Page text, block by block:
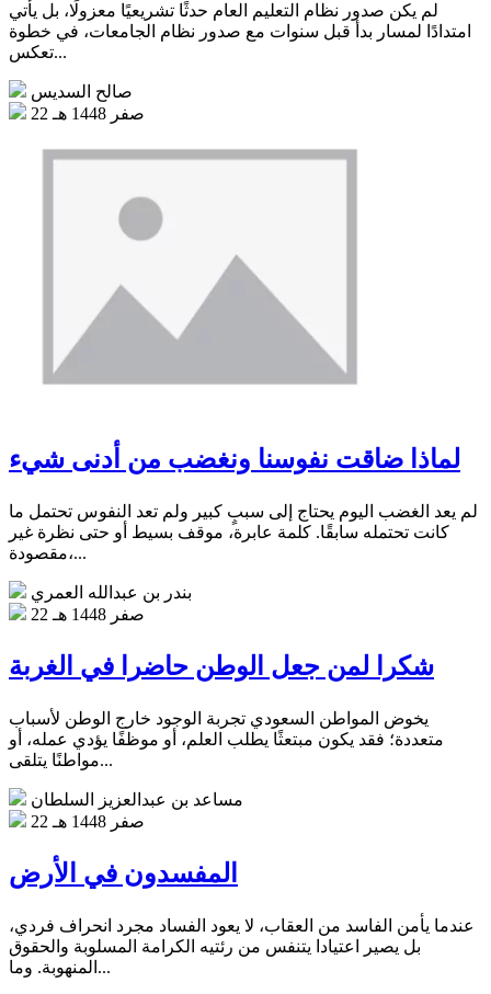
لم يكن صدور نظام التعليم العام حدثًا تشريعيًا معزولًا، بل يأتي
امتدادًا لمسار بدأ قبل سنوات مع صدور نظام الجامعات، في خطوة
تعكس...
صالح السديس
22 صفر 1448 هـ
لماذا ضاقت نفوسنا ونغضب من أدنى شيء
لم يعد الغضب اليوم يحتاج إلى سببٍ كبير ولم تعد النفوس تحتمل ما
كانت تحتمله سابقًا. كلمة عابرة، موقف بسيط أو حتى نظرة غير
مقصودة،...
بندر بن عبدالله العمري
22 صفر 1448 هـ
شكرا لمن جعل الوطن حاضرا في الغربة
يخوض المواطن السعودي تجربة الوجود خارج الوطن لأسباب
متعددة؛ فقد يكون مبتعثًا يطلب العلم، أو موظفًا يؤدي عمله، أو
مواطنًا يتلقى...
مساعد بن عبدالعزيز السلطان
22 صفر 1448 هـ
المفسدون في الأرض
عندما يأمن الفاسد من العقاب، لا يعود الفساد مجرد انحراف فردي،
بل يصير اعتيادا يتنفس من رئتيه الكرامة المسلوبة والحقوق
المنهوبة. وما...